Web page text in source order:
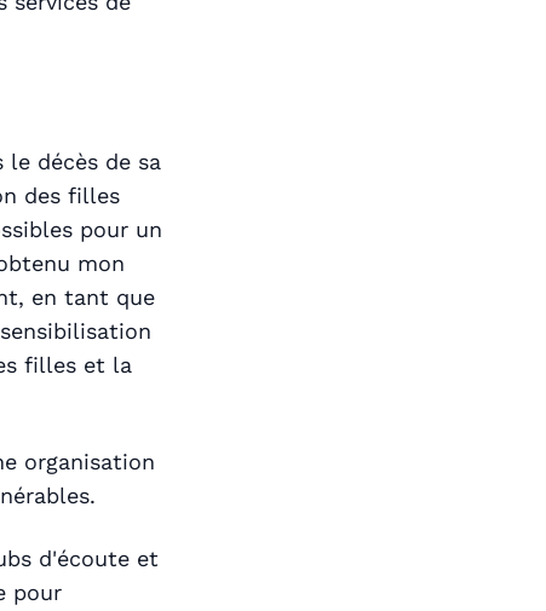
le décès de sa
des filles
pour un
mon
en tant que
filles et la
organisation
d'écoute et
pour